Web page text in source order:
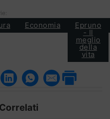
Economia Epruno
- Il
meglio
della
vita